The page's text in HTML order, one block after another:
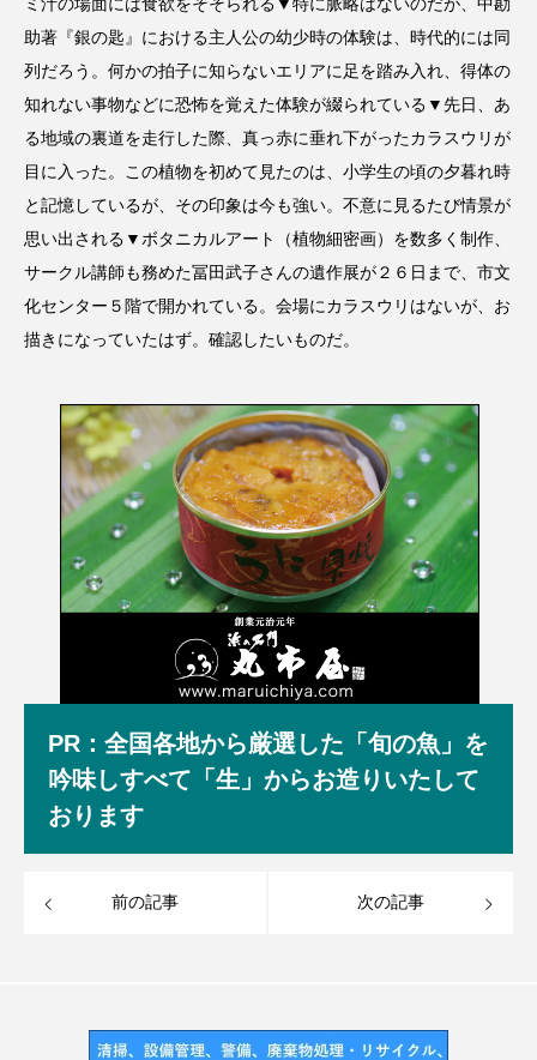
助著『銀の匙』における主人公の幼少時の体験は、時代的には同
列だろう。何かの拍子に知らないエリアに足を踏み入れ、得体の
知れない事物などに恐怖を覚えた体験が綴られている▼先日、あ
る地域の裏道を走行した際、真っ赤に垂れ下がったカラスウリが
目に入った。この植物を初めて見たのは、小学生の頃の夕暮れ時
と記憶しているが、その印象は今も強い。不意に見るたび情景が
思い出される▼ボタニカルアート（植物細密画）を数多く制作、
サークル講師も務めた冨田武子さんの遺作展が２６日まで、市文
化センター５階で開かれている。会場にカラスウリはないが、お
描きになっていたはず。確認したいものだ。
PR：全国各地から厳選した「旬の魚」を
吟味しすべて「生」からお造りいたして
おります
前の記事 次の記事